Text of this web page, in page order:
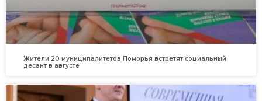
Жители 20 муниципалитетов Поморья встретят социальный
десант в августе